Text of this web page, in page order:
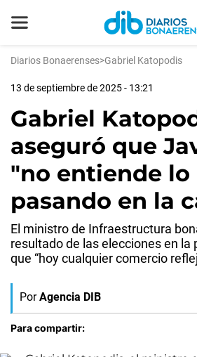
Diarios Bonaerenses>Gabriel Katopodis
13 de septiembre de 2025 - 13:21
Gabriel
aseguró que
"no entiende lo
pasando en la
El ministro de Infraestructura
resultado de las elecciones en la
que “hoy cualquier comercio
Por Agencia DIB
Para compartir: